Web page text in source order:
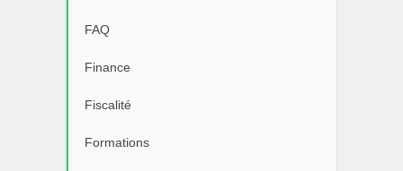
FAQ
Finance
Fiscalité
Formations